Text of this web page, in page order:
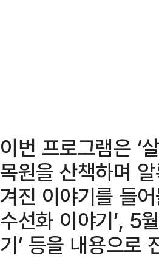
이번 프로그램은 ‘
목원을 산책하며
겨진 이야기를 들
수선화 이야기’, 5
기’ 등을 내용으로